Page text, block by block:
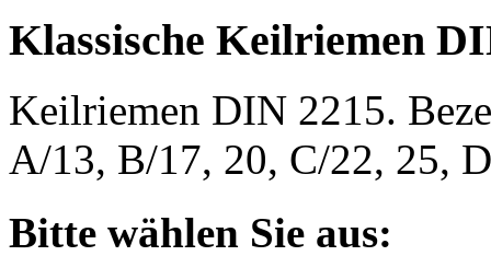
Klassische Keilriemen
Keilriemen DIN 2215.
A/13, B/17, 20, C/22, 25,
Bitte wählen Sie aus: